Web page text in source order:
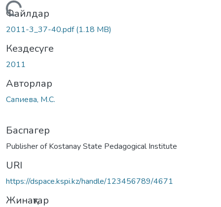
Жүктеу...
Файлдар
2011-3_37-40.pdf(1.18 MB)
Кездесуге
2011
Авторлар
Сапиева, М.С.
Баспагер
Publisher of Kostanay State Pedagogical Institute
URI
https://dspace.kspi.kz/handle/123456789/4671
Жинақтар